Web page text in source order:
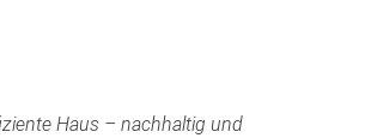
Haus – nachhaltig und